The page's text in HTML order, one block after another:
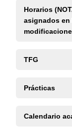
Horarios
asignados
TFG
Prácticas
Calendario